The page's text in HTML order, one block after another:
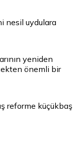
nesil uydulara
yeniden
önemli bir
reforme küçükbaş